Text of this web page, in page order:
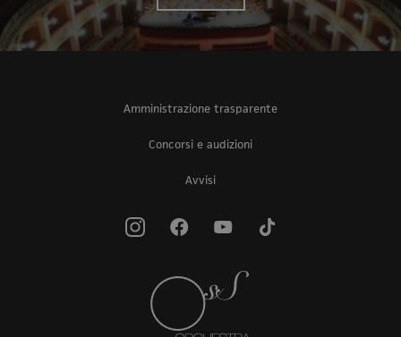
Amministrazione trasparente
Concorsi e audizioni
Avvisi